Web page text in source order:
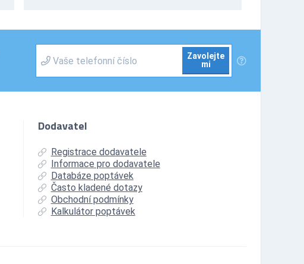
Zavolejte
mi
Dodavatel
Registrace dodavatele
Informace pro dodavatele
Databáze poptávek
Často kladené dotazy
Obchodní podmínky
Kalkulátor poptávek